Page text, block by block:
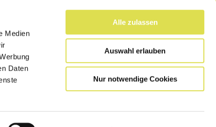
Medien
Daten
Alle zulassen
Auswahl erlauben
Nur notwendige Cookies
SimplyCooking